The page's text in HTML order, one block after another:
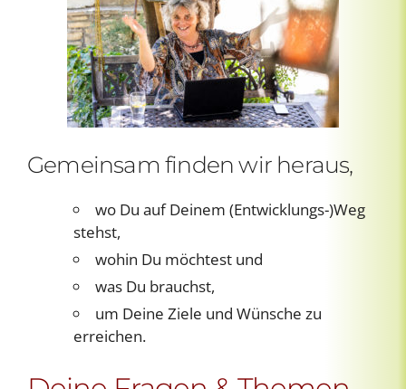
Gemeinsam finden wir heraus,
wo Du auf Deinem (Entwicklungs-)Weg
stehst,
wohin Du möchtest und
was Du brauchst,
um Deine Ziele und Wünsche zu
erreichen.